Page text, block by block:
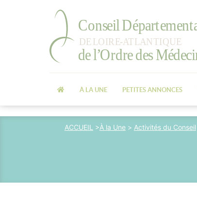
À LA UNE PETITES ANNONCES
ACCUEIL >À la Une > Activités du Conseil